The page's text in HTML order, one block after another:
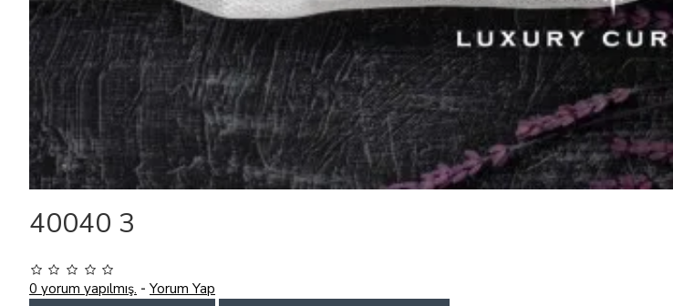
40040 3
0 yorum yapılmış. - Yorum Yap